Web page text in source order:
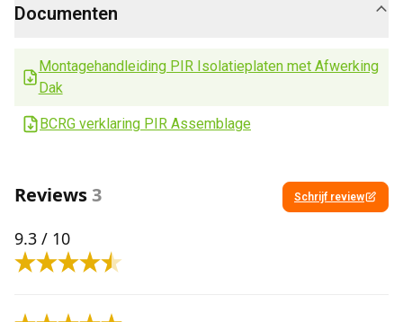
Documenten
Montagehandleiding PIR Isolatieplaten met Afwerking
Dak
BCRG verklaring PIR Assemblage
Reviews3 Schrijf review
9.3 / 10